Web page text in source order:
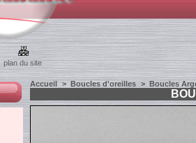
plan du site
Accueil > Boucles d'oreilles > Boucles